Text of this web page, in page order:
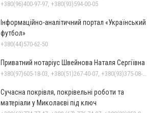
+380(96)400-97-97, +380(93)594-00-05
Інформаційно-аналітичний портал «Український
футбол»
+380(44)570-62-50
Приватний нотаріус Швейнова Наталя Сергіївна
Сучасна покрівля, покрівельні роботи та
матеріали у Миколаєві під ключ